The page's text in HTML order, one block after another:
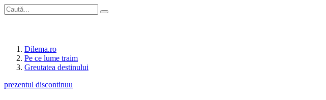
Dilema.ro
Pe ce lume traim
Greutatea destinului
prezentul discontinuu